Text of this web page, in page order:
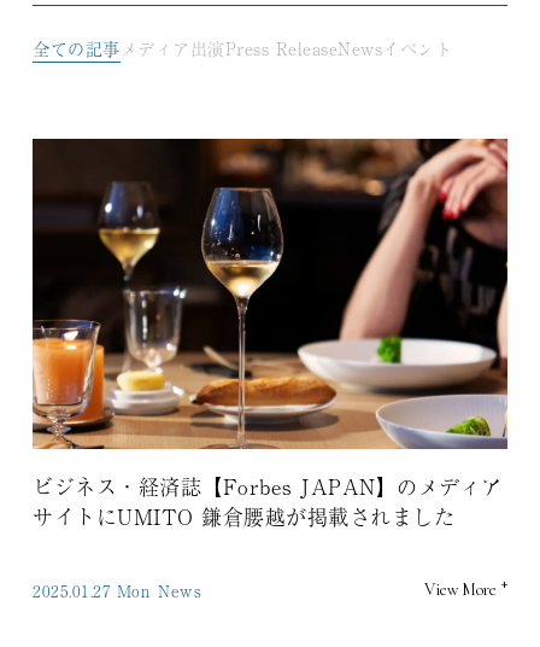
全ての記事 メディア出演Press ReleaseNewsイベント
ビジネス・経済誌【Forbes JAPAN】のメディア
サイトにUMITO 鎌倉腰越が掲載されました
2025.01.27 Mon News View More +